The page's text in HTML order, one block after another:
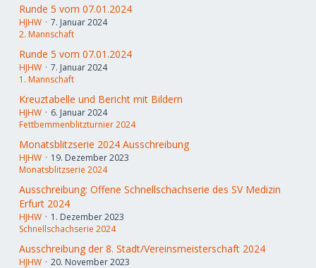
Runde 5 vom 07.01.2024
HJHW
7. Januar 2024
2. Mannschaft
Runde 5 vom 07.01.2024
HJHW
7. Januar 2024
1. Mannschaft
Kreuztabelle und Bericht mit Bildern
HJHW
6. Januar 2024
Fettbemmenblitzturnier 2024
Monatsblitzserie 2024 Ausschreibung
HJHW
19. Dezember 2023
Monatsblitzserie 2024
Ausschreibung: Offene Schnellschachserie des SV Medizin
Erfurt 2024
HJHW
1. Dezember 2023
Schnellschachserie 2024
Ausschreibung der 8. Stadt/Vereinsmeisterschaft 2024
HJHW 20. November 2023